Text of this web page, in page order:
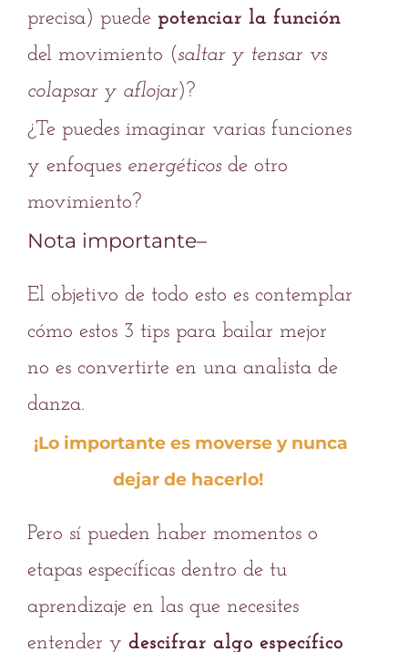
precisa) puede potenciar la función
del movimiento (saltar y tensar vs
colapsar y aflojar)?
¿Te puedes imaginar varias funciones
y enfoques energéticos de otro
movimiento?
Nota importante–
El objetivo de todo esto es contemplar
cómo estos 3 tips para bailar mejor
no es convertirte en una analista de
danza.
¡Lo importante es moverse y nunca
dejar de hacerlo!
Pero sí pueden haber momentos o
etapas específicas dentro de tu
aprendizaje en las que necesites
entender y descifrar algo específico